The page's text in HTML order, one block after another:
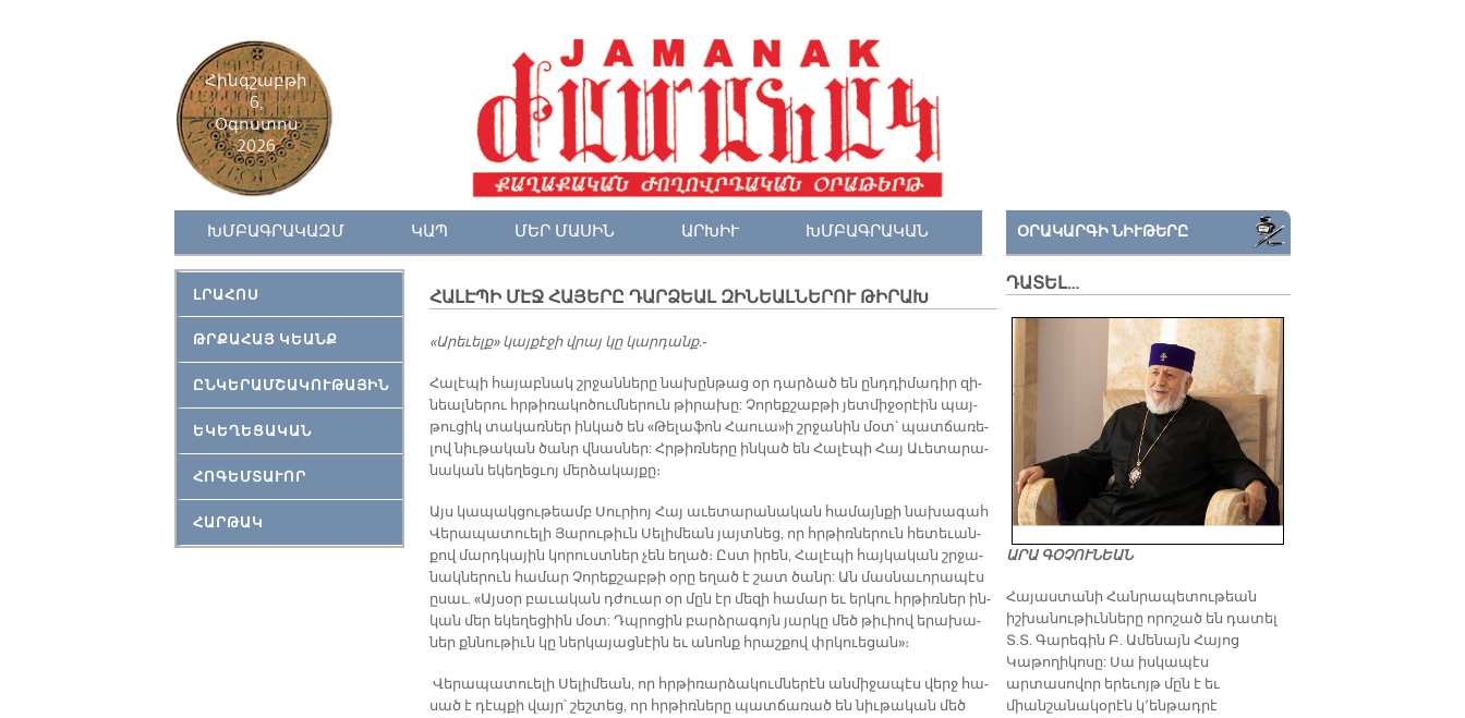
Հինգշաբթի
6,
Օգոստոս
2026
ԽՄԲԱԳՐԱԿԱԶՄ ԿԱՊ ՄԵՐ ՄԱՍԻՆ ԱՐԽԻՒ ԽՄԲԱԳՐԱԿԱՆ
ԼՐԱՀՈՍ
ԹՐՔԱՀԱՅ ԿԵԱՆՔ
ԸՆԿԵՐԱՄՇԱԿՈՒԹԱՅԻՆ
ԵԿԵՂԵՑԱԿԱՆ
ՀՈԳԵՄՏԱՒՈՐ
ՀԱՐԹԱԿ
ՀԱԼԷՊԻ ՄԷՋ ՀԱՅԵՐԸ ԴԱՐՁԵԱԼ ԶԻՆԵԱԼՆԵՐՈՒ ԹԻՐԱԽ
«Ա­րե­ւելք» կայ­քէ­ջի վրայ կը կար­դանք.-
Հա­լէ­պի հայ­աբ­նակ շրջան­նե­րը նա­խըն­թաց օր դար­ձած են ընդ­դի­մա­դիր զի­
նեալ­նե­րու հրթի­ռա­կո­ծում­նե­րուն թի­րա­խը: Չո­րեք­շաբ­թի յետ­մի­ջօ­րէին պայ­
թու­ցիկ տա­կառ­ներ ին­կած են «Թե­լա­ֆոն Հաուա»ի շրջա­նին մօտ՝ պատ­ճա­ռե­
լով նիւ­թա­կան ծանր վնաս­ներ: Հրթիռ­նե­րը ին­կած են Հա­լէ­պի Հայ Ա­ւե­տա­րա­
նա­կան ե­կե­ղեց­ւոյ մեր­ձա­կայ­քը։
Այս կա­պակ­ցու­թեամբ Սու­րիոյ Հայ ա­ւե­տա­րա­նա­կան հա­մայն­քի նա­խա­գահ
Վե­րա­պա­տուե­լի Յա­րու­թիւն Սե­լի­մեա­ն յայտ­նեց, որ հրթիռ­նե­րուն հե­տե­ւան­
քով մարդ­կա­յին կո­րուստ­ներ չեն ե­ղած։ Ըստ ի­րեն, Հա­լէ­պի հայ­կա­կան շրջա­
նակ­նե­րուն հա­մար Չո­րե­ք­­շաբ­թի օ­րը ե­ղած է շատ ծանր: Ան մաս­նա­ւո­րա­պէս
ը­սաւ. «Այ­սօր բա­ւա­կան դժուար օր մըն էր մե­զի հա­մար եւ եր­կու հրթիռ­ներ ին­
կան մեր ե­կե­ղե­ցիին մօտ: Դպրո­ցին բարձ­րա­գոյն յար­կը մեծ թի­ւիով ե­րա­խա­
ներ քննու­թիւն կը ներ­կա­յաց­նէին եւ ա­նոնք հրաշ­քով փրկուե­ցան»։
Վե­րա­պա­տուե­լի Սե­լի­մեան, որ հրթի­ռար­ձա­կում­նե­րէն ան­մի­ջա­պէս վերջ հա­
սած է դէպ­քի վայր՝ շեշ­տեց, որ հրթիռ­նե­րը պատ­ճա­ռած են նիւ­թա­կան մեծ
ՕՐԱԿԱՐԳԻ ՆԻՒԹԵՐԸ
ԴԱՏԵԼ…
ԱՐԱ ԳՕՉՈՒՆԵԱՆ
​Հայաստանի Հանրապետութեան
իշխանութիւնները որոշած են դատել
Տ.Տ. Գարեգին Բ. Ամենայն Հայոց
Կաթողիկոսը: Սա իսկապէս
արտասովոր երեւոյթ մըն է եւ
միանշանակօրէն կ՚ենթադրէ